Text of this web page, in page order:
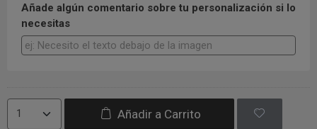
Añade algún comentario sobre tu personalización si lo
necesitas
Añadir a Carrito